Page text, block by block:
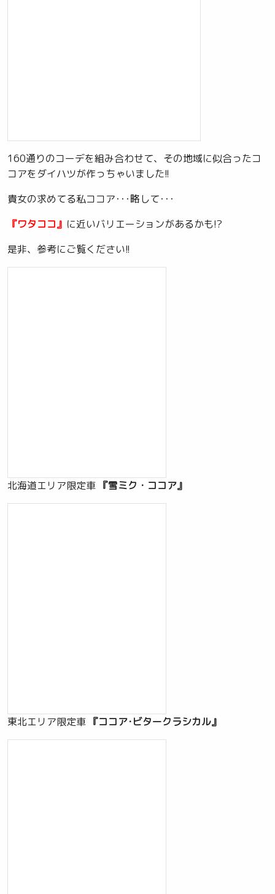
160通りのコーデを組み合わせて、その地域に似合ったコ
コアをダイハツが作っちゃいました!!
貴女の求めてる私ココア･･･略して･･･
『ワタココ』 に近いバリエーションがあるかも!?
是非、参考にご覧ください!!
北海道エリア限定車 『雪ミク・ココア』
東北エリア限定車 『ココア･ビタークラシカル』